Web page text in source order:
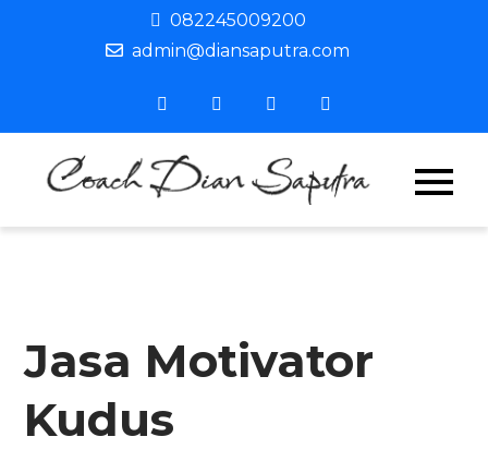
082245009200
admin@diansaputra.com
Coach
Dian
Trainer &
Jasa Motivator
Kudus